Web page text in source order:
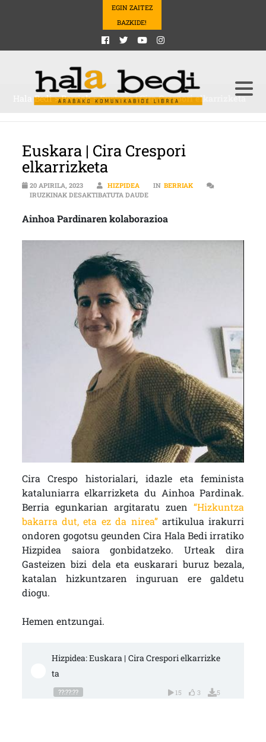
EGIN ZAITEZ
BAZKIDE!
Hala Bedi>Berriak>Euskara | Cira Crespori elkarrizketa
Euskara | Cira Crespori
elkarrizketa
20 APIRILA, 2023 HIZPIDEA IN BERRIAK
IRUZKINAK DESAKTIBATUTA DAUDEEUSKARA | CIRA CRESPORI
Ainhoa Pardinaren kolaborazioa
Cira Crespo historialari, idazle eta feminista
kataluniarra elkarrizketa du Ainhoa Pardinak.
Berria egunkarian argitaratu zuen“Hizkuntza
bakarra dut, eta ez da nirea”artikulua irakurri
ondoren gogotsu geunden Cira Hala Bedi irratiko
Hizpidea saiora gonbidatzeko. Urteak dira
Gasteizen bizi dela eta euskarari buruz bezala,
katalan hizkuntzaren inguruan ere galdetu
diogu.
Hemen entzungai.
Hizpidea: Euskara | Cira Crespori elkarrizke
ta
??:??:?? 15 3 5